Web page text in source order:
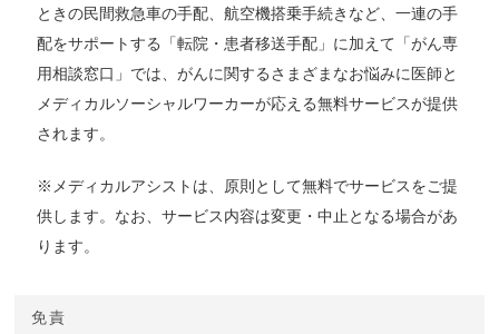
ときの民間救急車の手配、航空機搭乗手続きなど、一連の手
配をサポートする「転院・患者移送手配」に加えて「がん専
用相談窓口」では、がんに関するさまざまなお悩みに医師と
メディカルソーシャルワーカーが応える無料サービスが提供
されます。
※メディカルアシストは、原則として無料でサービスをご提
供します。なお、サービス内容は変更・中止となる場合があ
ります。
免責